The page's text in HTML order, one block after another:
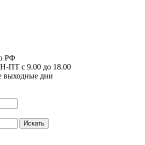
РФ
ПТ с 9.00 до 18.00
выходные дни